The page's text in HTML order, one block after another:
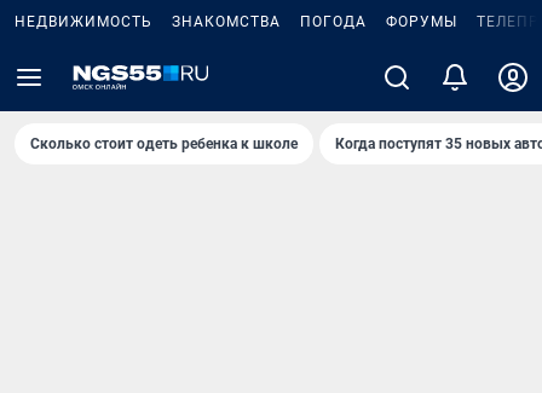
НЕДВИЖИМОСТЬ ЗНАКОМСТВА ПОГОДА ФОРУМЫ
Сколько стоит одеть ребенка к школе Когда поступят 35 новых